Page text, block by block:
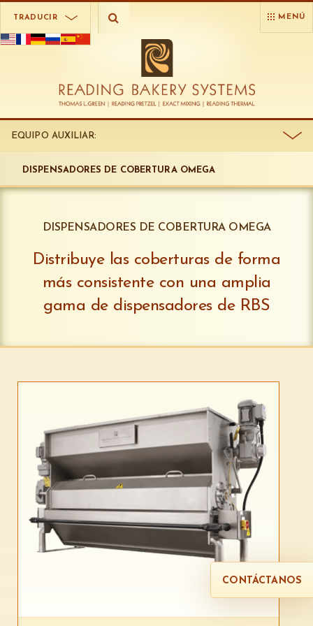
TRADUCIR MENÚ
EQUIPO AUXILIAR:
DISPENSADORES DE COBERTURA OMEGA
DISPENSADORES DE COBERTURA OMEGA
Distribuye las coberturas de forma
más consistente con una amplia
gama de dispensadores de RBS
CONTÁCTANOS